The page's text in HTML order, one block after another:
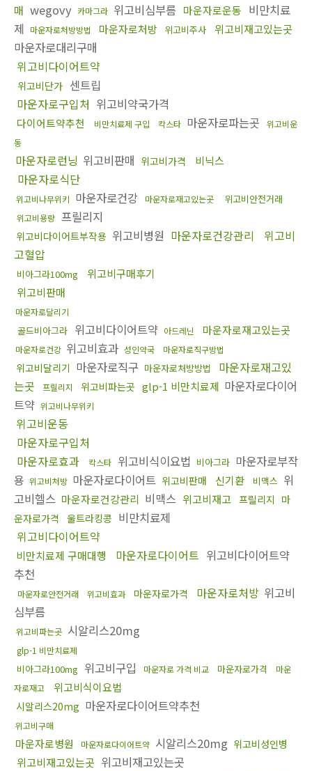
매 wegovy 카마그라 위고비심부름 마운자로운동 비만치료
제 마운자로처방방법 마운자로처방 위고비주사 위고비재고있는곳
마운자로대리구매
위고비다이어트약
위고비단가 센트립
마운자로구입처 위고비약국가격
다이어트약추천 비만치료제 구입 칵스타 마운자로파는곳
위고비운
동
마운자로런닝 위고비판매 위고비가격 비닉스
마운자로식단
위고비나무위키 마운자로건강 마운자로재고있는곳 위고비안전거래
위고비용량 프릴리지
위고비다이어트부작용 위고비병원 마운자로건강관리
위고비
고혈압
비아그라100mg
위고비구매후기
위고비판매
마운자로달리기
골드비아그라 위고비다이어트약 아드레닌 마운자로재고있는곳
마운자로건강 위고비효과 성인약국 마운자로직구방법
위고비달리기 마운자로직구 마운자로처방방법
마운자로재고있
는곳
프릴리지 위고비파는곳 glp-1 비만치료제 마운자로다이어
트약 위고비나무위키
위고비운동
마운자로구입처
마운자로효과
칵스타 위고비식이요법 비아그라 마운자로부작
용 위고비처방 마운자로다이어트 위고비판매 신기환 비맥스 위
고비헬스 마운자로건강관리 비맥스 위고비재고 프릴리지 마
운자로가격 울트라킹콩 비만치료제
위고비다이어트약
비만치료제 구매대행 마운자로다이어트 위고비다이어트약
추천
마운자로안전거래 위고비효과 마운자로가격 마운자로처방 위고비
심부름
위고비파는곳 시알리스20mg
glp-1 비만치료제
비아그라100mg 위고비구입 마운자로 가격 비교 마운자로가격
마운
자로재고
위고비식이요법
시알리스20mg 마운자로다이어트약추천
위고비구매
마운자로병원 마운자로다이어트약 시알리스20mg 위고비성인병
위고비재고있는곳 위고비재고있는곳